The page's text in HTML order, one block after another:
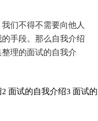
们不得不需要向他人
手段。那么自我介绍
理的面试的自我介
面试的自我介绍3 面试的